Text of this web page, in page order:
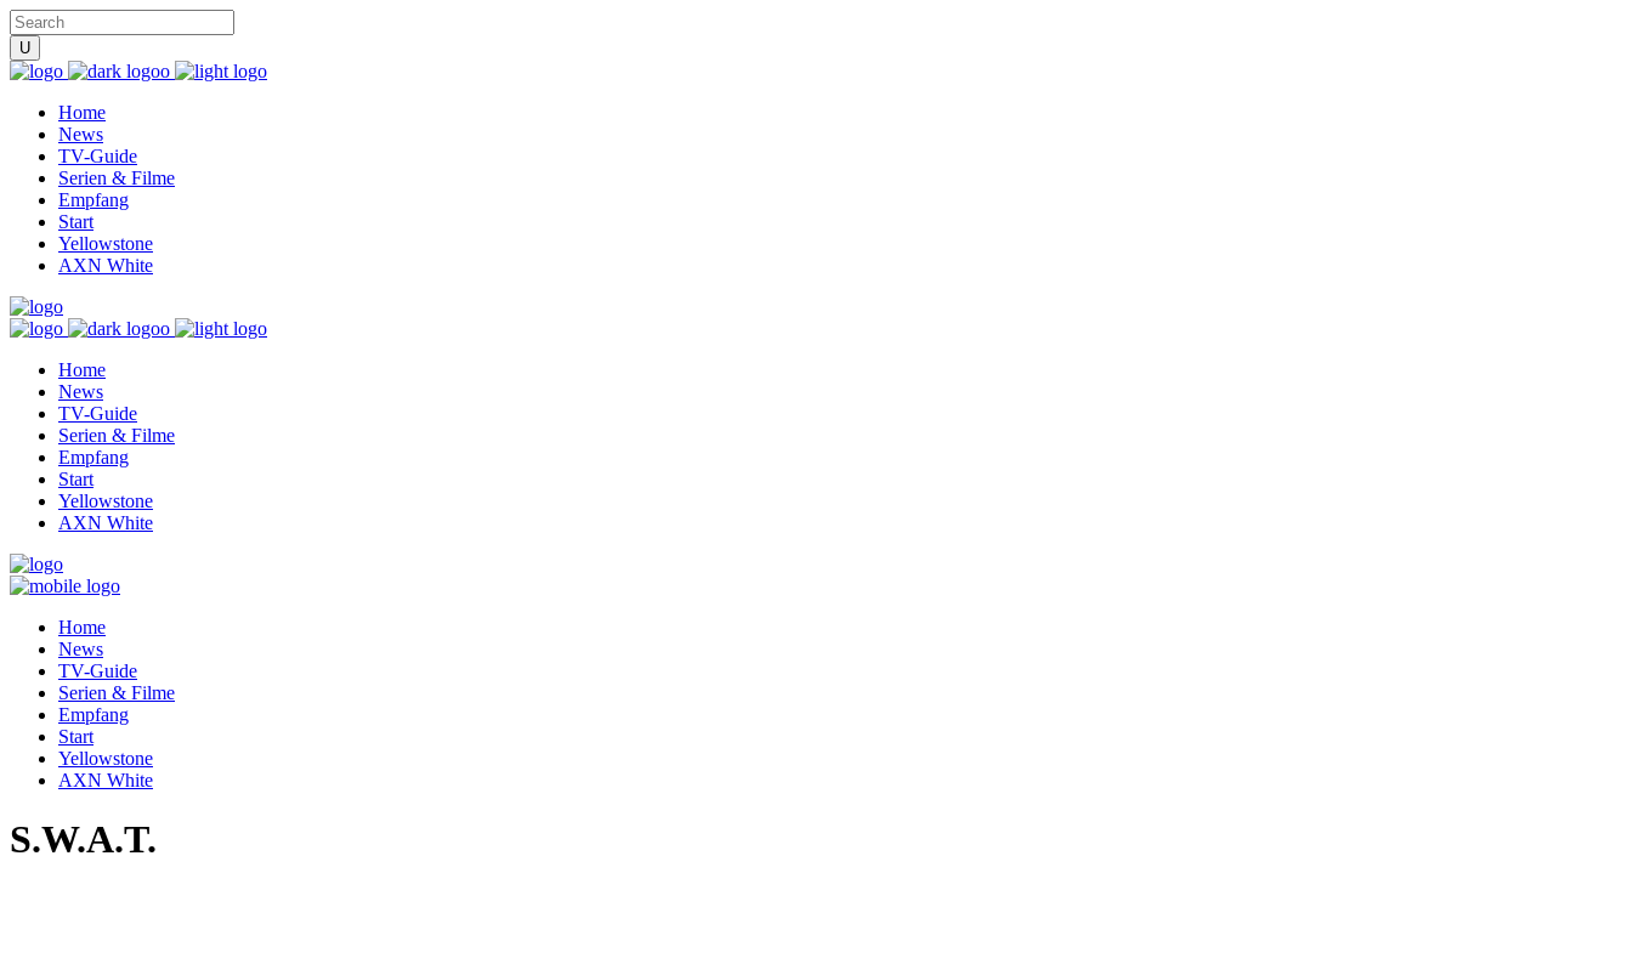
Home
News
TV-Guide
Serien & Filme
Empfang
Start
Yellowstone
AXN White
Home
News
TV-Guide
Serien & Filme
Empfang
Start
Yellowstone
AXN White
Home
News
TV-Guide
Serien & Filme
Empfang
Start
Yellowstone
AXN White
S.W.A.T.